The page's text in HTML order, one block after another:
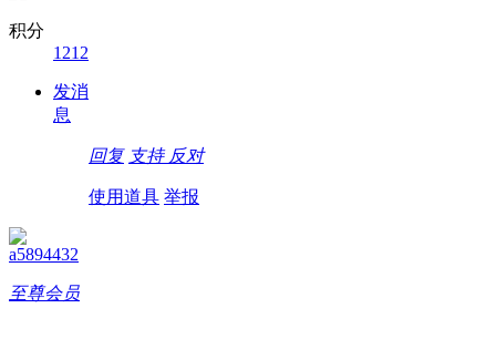
积分
1212
发消
息
回复 支持 反对
使用道具 举报
a5894432
至尊会员